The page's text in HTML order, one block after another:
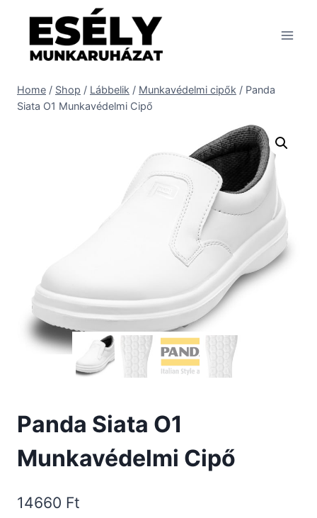
content
Home / Shop / Lábbelik / Munkavédelmi cipők / Panda
Siata O1 Munkavédelmi Cipő
Panda Siata O1
Munkavédelmi Cipő
14660 Ft